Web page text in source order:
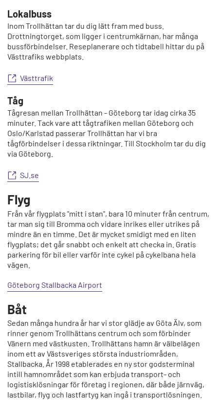
Lokalbuss
Inom Trollhättan tar du dig lätt fram med buss.
Drottningtorget, som ligger i centrumkärnan, har många
bussförbindelser. Reseplanerare och tidtabell hittar du på
Västtrafiks webbplats.
Västtrafik
Tåg
Tågresan mellan Trollhättan - Göteborg tar idag cirka 35
minuter. Tack vare att tågtrafiken mellan Göteborg och
Oslo/Karlstad passerar Trollhättan har vi bra
tågförbindelser i dessa riktningar. Till Stockholm tar du dig
via Göteborg.
SJ.se
Flyg
Från vår flygplats "mitt i stan", bara 10 minuter från centrum,
tar man sig till Bromma och vidare inrikes eller utrikes på
mindre än en timme. Det är mycket smidigt med en liten
flygplats; det går snabbt och enkelt att checka in. Gratis
parkering för bil eller varför inte cykel på cykelbana hela
vägen.
Göteborg Stallbacka Airport
Båt
Sedan många hundra år har vi stor glädje av Göta Älv, som
rinner genom Trollhättans centrum och som förbinder
Vänern med västkusten. Trollhättans hamn är välbelägen
inom ett av Västsveriges största industriområden,
Stallbacka. År 1998 etablerades en ny stor godsterminal
intill hamnområdet som kan erbjuda transport- och
logistisklösningar för företag i regionen, där både järnväg,
lastbilar, flyg och lastfartyg kan ingå i transportlösningen.